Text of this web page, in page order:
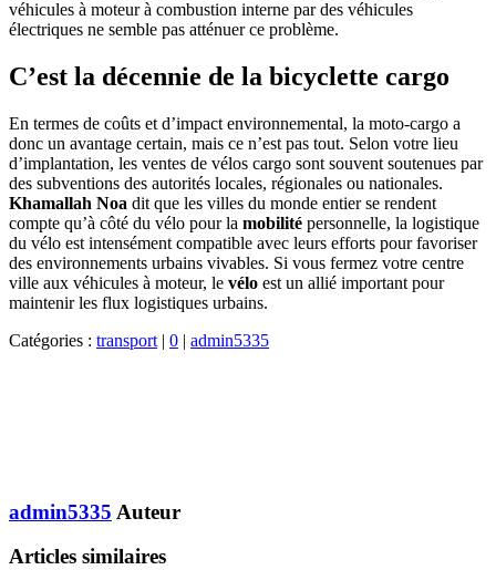
véhicules à moteur à combustion interne par des véhicules
électriques ne semble pas atténuer ce problème.
C’est la décennie de la bicyclette cargo
En termes de coûts et d’impact environnemental, la moto-cargo a
donc un avantage certain, mais ce n’est pas tout. Selon votre lieu
d’implantation, les ventes de vélos cargo sont souvent soutenues par
des subventions des autorités locales, régionales ou nationales.
Khamallah Noa dit que les villes du monde entier se rendent
compte qu’à côté du vélo pour la mobilité personnelle, la logistique
du vélo est intensément compatible avec leurs efforts pour favoriser
des environnements urbains vivables. Si vous fermez votre centre
ville aux véhicules à moteur, le vélo est un allié important pour
maintenir les flux logistiques urbains.
Catégories : transport | 0 | admin5335
admin5335 Auteur
Articles similaires